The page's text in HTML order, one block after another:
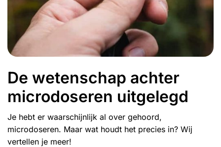
De wetenschap achter
microdoseren uitgelegd
Je hebt er waarschijnlijk al over gehoord,
microdoseren. Maar wat houdt het precies in? Wij
vertellen je meer!